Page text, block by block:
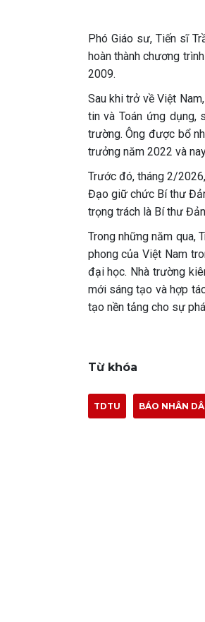
Phó Giáo sư, Tiến sĩ
hoàn thành chương
2009.
Sau khi trở về Việt
tin và Toán ứng dụng,
trường. Ông được bổ
trưởng năm 2022 và
Trước đó, tháng 2/
Đạo giữ chức Bí thư
trọng trách là Bí thư
Trong những năm
phong của Việt Nam
đại học. Nhà trường
mới sáng tạo và hợp
tạo nền tảng cho sự
Từ khóa
TDTU BÁO NHÂN